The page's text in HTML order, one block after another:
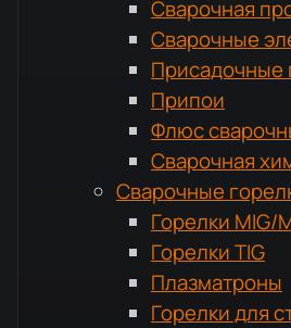
Сварочная
Сварочные
Присадочные
Припои
Флюс
Сварочная
Сварочные
Горелки MIG/
Горелки TIG
Плазматроны
Горелки для